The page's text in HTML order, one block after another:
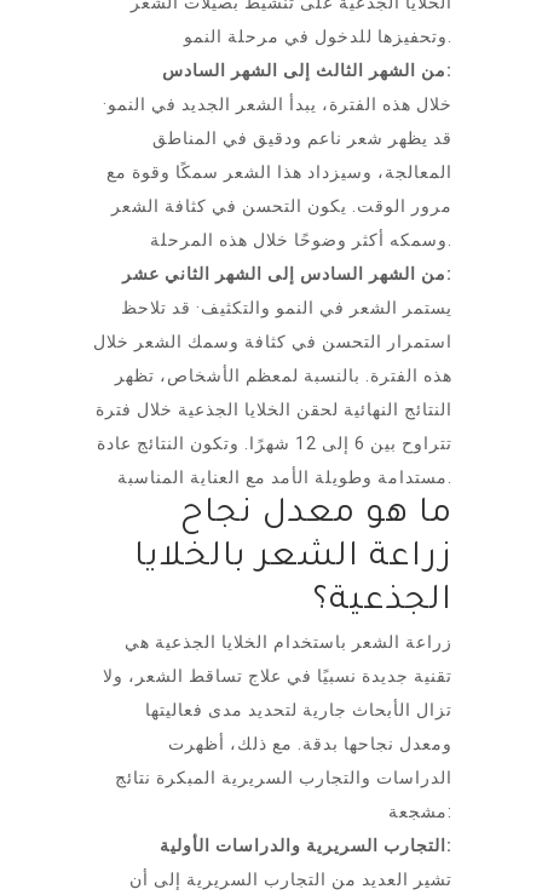
من الشهر الثالث إلى الشهر السادس:
خلال هذه الفترة، يبدأ الشعر الجديد في النمو·
قد يظهر شعر ناعم ودقيق في المناطق
المعالجة، وسيزداد هذا الشعر سمكًا وقوة مع
مرور الوقت. يكون التحسن في كثافة الشعر
من الشهر السادس إلى الشهر الثاني عشر:
يستمر الشعر في النمو والتكثيف· قد تلاحظ
استمرار التحسن في كثافة وسمك الشعر خلال
هذه الفترة. بالنسبة لمعظم الأشخاص، تظهر
النتائج النهائية لحقن الخلايا الجذعية خلال فترة
تتراوح بين 6 إلى 12 شهرًا. وتكون النتائج عادة
ما هو معدل نجاح
زراعة الشعر بالخلايا
الجذعية؟
زراعة الشعر باستخدام الخلايا الجذعية هي
تقنية جديدة نسبيًا في علاج تساقط الشعر، ولا
تزال الأبحاث جارية لتحديد مدى فعاليتها
ومعدل نجاحها بدقة. مع ذلك، أظهرت
الدراسات والتجارب السريرية المبكرة نتائج
مشجعة:
التجارب السريرية والدراسات الأولية:
تشير العديد من التجارب السريرية إلى أن